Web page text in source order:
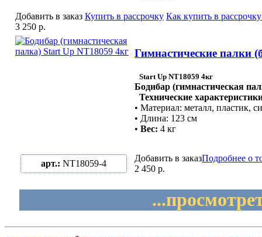
Добавить в заказ Купить в рассрочку Как купить в
3 250 р.
Гимнастические палки
Start Up NT18059 4кг
Бодибар (гимнастическая
Технические
• Материал: металл, пластик,
• Длина: 123 см
• Вес: 4 кг
арт.: NT18059-4
Добавить в заказПодробнее о
2 450 р.